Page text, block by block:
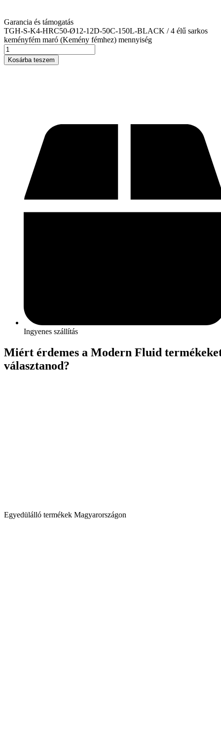
Garancia és támogatás
TGH-S-K4-HRC50-Ø12-12D-50C-150L-BLACK / 4 élű sarkos
keményfém maró (Kemény fémhez) mennyiség
Kosárba teszem
Ingyenes szállítás
Miért érdemes a Modern Fluid
választanod?
Egyedülálló termékek Magyarországon